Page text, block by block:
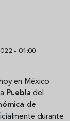
- 01:00
en México
Puebla del
de
durante